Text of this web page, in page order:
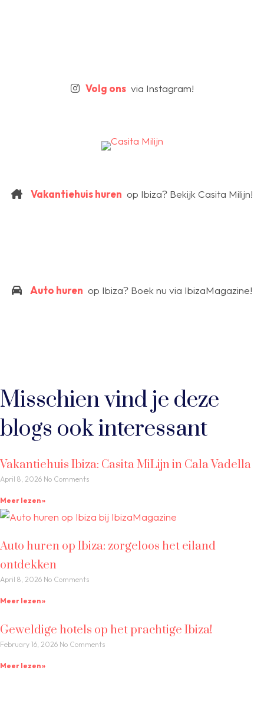
Volg onsvia Instagram!
Vakantiehuis huren op Ibiza? Bekijk Casita Milijn!
Auto huren op Ibiza? Boek nu via IbizaMagazine!
Misschien vind je deze
blogs ook interessant
Vakantiehuis Ibiza: Casita MiLijn in Cala Vadella
April 8, 2026 No Comments
Meer lezen »
Auto huren op Ibiza: zorgeloos het eiland
ontdekken
April 8, 2026 No Comments
Meer lezen »
Geweldige hotels op het prachtige Ibiza!
February 16, 2026 No Comments
Meer lezen »